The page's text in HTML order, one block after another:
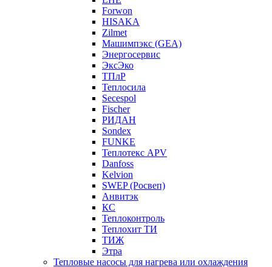
Forwon
HISAKA
Zilmet
Машимпэкс (GEA)
Энергосервис
ЭксЭко
ТПлР
Теплосила
Secespol
Fischer
РИДАН
Sondex
FUNKE
Теплотекс APV
Danfoss
Kelvion
SWEP (Росвеп)
Анвитэк
КС
Теплоконтроль
Теплохит ТИ
ТИЖ
Этра
Тепловые насосы для нагрева или охлаждения